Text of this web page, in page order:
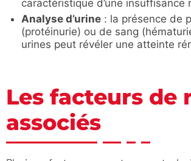
caractéristique d’une insuffisance
Analyse d’urine : la présence de
(protéinurie) ou de sang
urines peut révéler une atteinte
Les facteurs de
associés